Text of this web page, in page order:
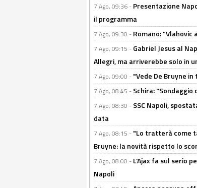
7 Ago, 09:36 - Presentazione
il programma
7 Ago, 09:30 - Romano: "Vlahovic
7 Ago, 09:15 - Gabriel Jesus al
Allegri, ma arriverebbe solo in
7 Ago, 09:00 - "Vede De Bruyne
7 Ago, 08:45 - Schira:
7 Ago, 08:30 - SSC Napoli,
data
7 Ago, 08:15 - "Lo tratterà come
Bruyne: la novità rispetto lo
7 Ago, 08:00 - L'Ajax fa sul serio
Napoli